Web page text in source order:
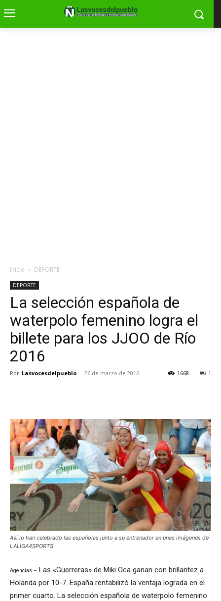
Inicio DEPORTE
DEPORTE
La selección española de
waterpolo femenino logra el
billete para los JJOO de Río
2016
Por Lasvocesdelpueblo - 26 de marzo de 2016 1
1668
Así lo han celebrado las españolas junto a su entrenador en unas imágenes de
LALIGA4SPORTS
Agencias – Las «Guerreras» de Miki Oca ganan con brillantez a
Holanda por 10-7. España rentabilizó la ventaja lograda en el
primer cuarto. La selección española de waterpolo femenino